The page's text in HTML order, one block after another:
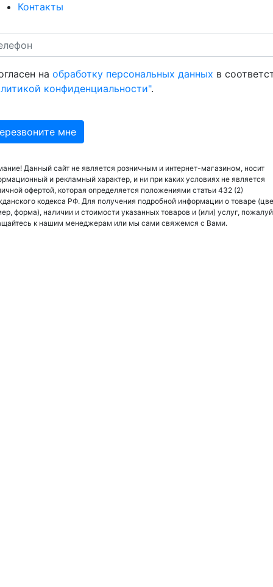
Контакты
на обработку персональных данных в
конфиденциальности".
Данный сайт не является розничным и интернет-магазином, носит
и рекламный характер, и ни при каких условиях не является
офертой, которая определяется положениями статьи 432 (2)
кодекса РФ. Для получения подробной информации о товаре
форма), наличии и стоимости указанных товаров и (или) услуг,
к нашим менеджерам или мы сами свяжемся с Вами.